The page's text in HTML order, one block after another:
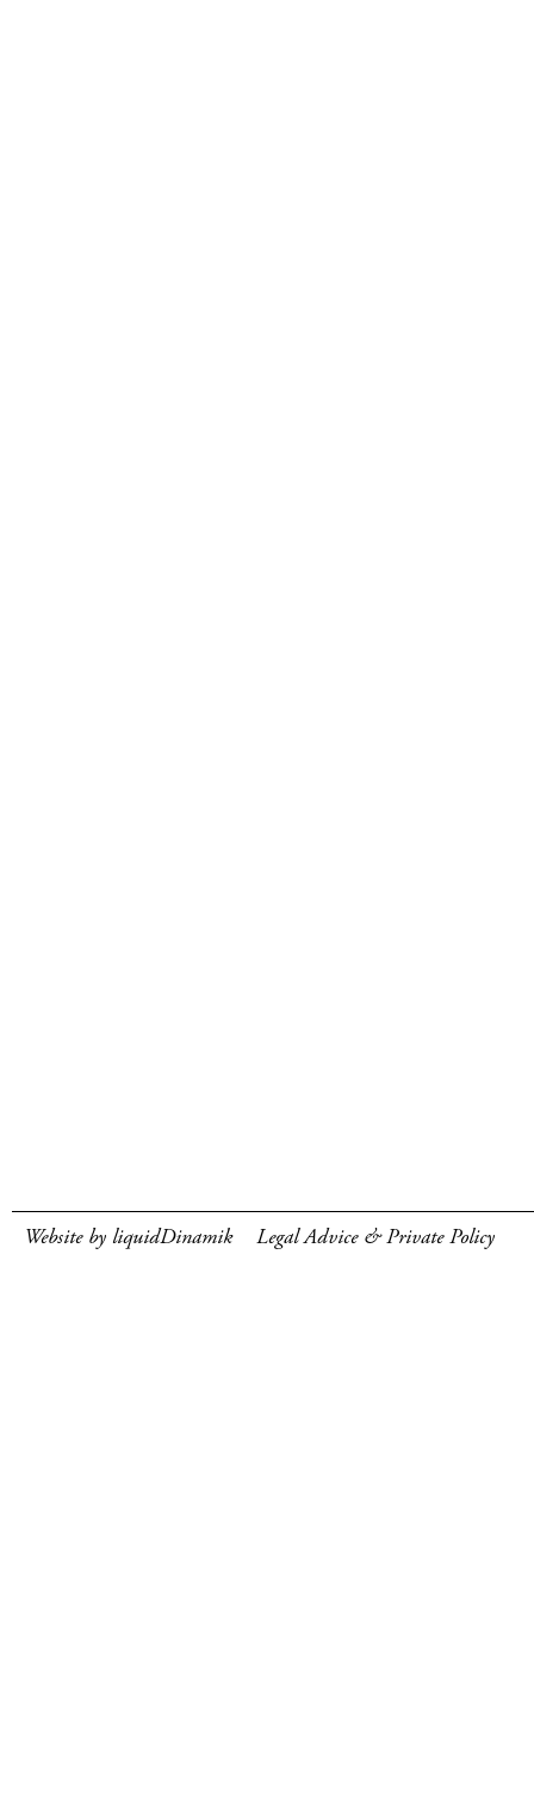
Website by liquidDinamik Legal Advice & Private Policy